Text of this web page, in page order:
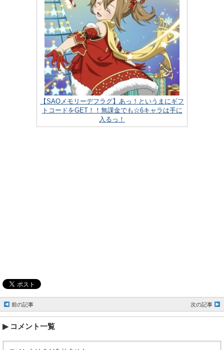
【SAOメモリーデフラグ】あっ！というまにギフ
トコードをGET！！無課金でも☆6キャラは手に
入るっ！
前の記事 次の記事
コメント一覧